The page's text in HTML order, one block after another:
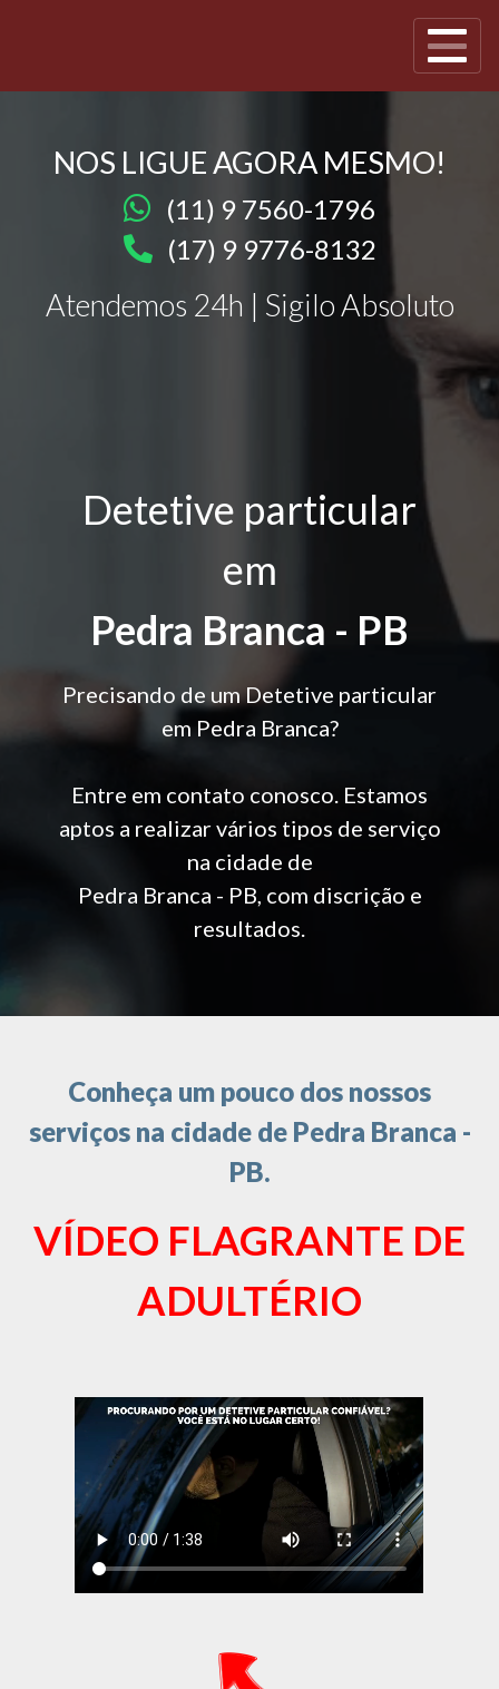
NOS LIGUE AGORA MESMO!
(11) 9 7560-1796
(17) 9 9776-8132
Atendemos 24h | Sigilo Absoluto
Detetive particular
em
Pedra Branca - PB
Precisando de um Detetive particular
em Pedra Branca?
Entre em contato conosco. Estamos
aptos a realizar vários tipos de serviço
na cidade de
Pedra Branca - PB, com discrição e
resultados.
Conheça um pouco dos nossos
serviços na cidade de Pedra Branca -
PB.
VÍDEO FLAGRANTE DE
ADULTÉRIO